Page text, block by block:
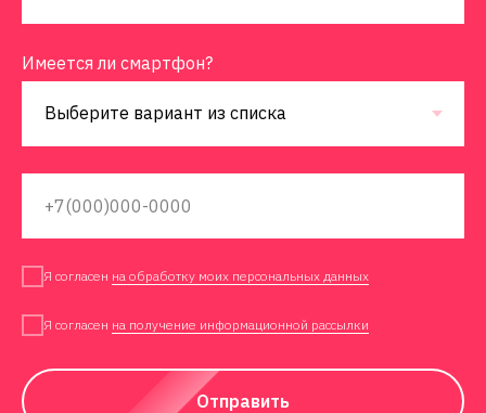
Имеется ли смартфон?
Я согласен на обработку моих персональных данных
Я согласен на получение информационной рассылки
Отправить